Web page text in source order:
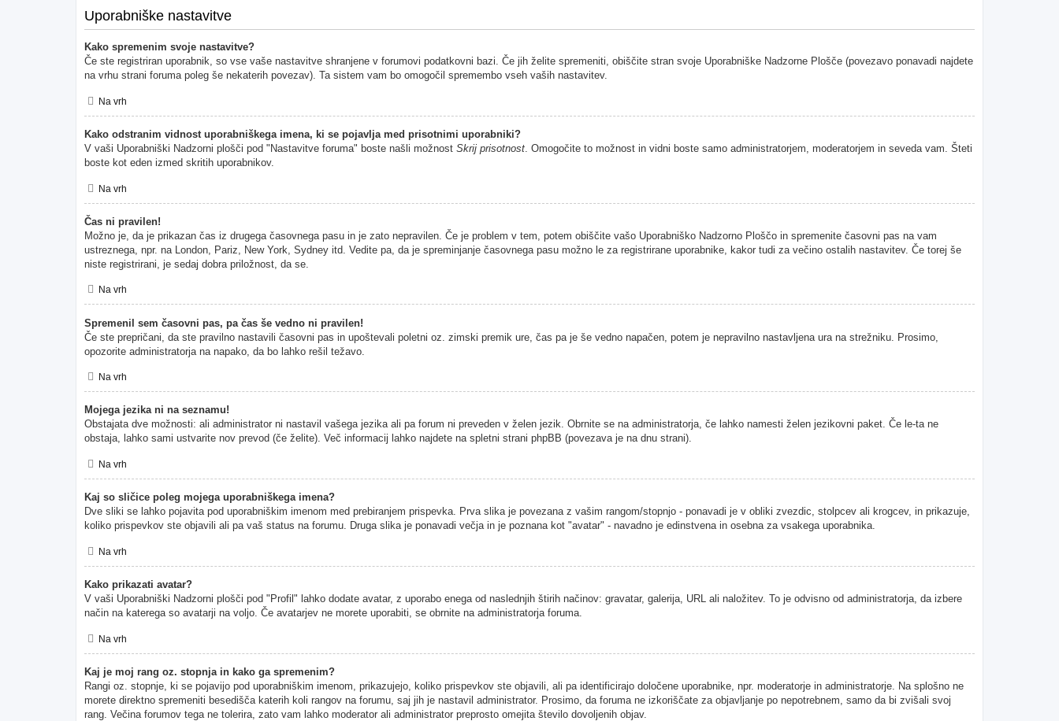
Uporabniške nastavitve
Kako spremenim svoje nastavitve?
Če ste registriran uporabnik, so vse vaše nastavitve shranjene v forumovi podatkovni bazi. Če jih želite spremeniti, obiščite stran svoje Uporabniške Nadzorne Plošče (povezavo ponavadi najdete
na vrhu strani foruma poleg še nekaterih povezav). Ta sistem vam bo omogočil spremembo vseh vaših nastavitev.
Na vrh
Kako odstranim vidnost uporabniškega imena, ki se pojavlja med prisotnimi uporabniki?
V vaši Uporabniški Nadzorni plošči pod "Nastavitve foruma" boste našli možnost Skrij prisotnost. Omogočite to možnost in vidni boste samo administratorjem, moderatorjem in seveda vam. Šteti
boste kot eden izmed skritih uporabnikov.
Na vrh
Čas ni pravilen!
Možno je, da je prikazan čas iz drugega časovnega pasu in je zato nepravilen. Če je problem v tem, potem obiščite vašo Uporabniško Nadzorno Ploščo in spremenite časovni pas na vam
ustreznega, npr. na London, Pariz, New York, Sydney itd. Vedite pa, da je spreminjanje časovnega pasu možno le za registrirane uporabnike, kakor tudi za večino ostalih nastavitev. Če torej še
niste registrirani, je sedaj dobra priložnost, da se.
Na vrh
Spremenil sem časovni pas, pa čas še vedno ni pravilen!
Če ste prepričani, da ste pravilno nastavili časovni pas in upoštevali poletni oz. zimski premik ure, čas pa je še vedno napačen, potem je nepravilno nastavljena ura na strežniku. Prosimo,
opozorite administratorja na napako, da bo lahko rešil težavo.
Na vrh
Mojega jezika ni na seznamu!
Obstajata dve možnosti: ali administrator ni nastavil vašega jezika ali pa forum ni preveden v želen jezik. Obrnite se na administratorja, če lahko namesti želen jezikovni paket. Če le-ta ne
obstaja, lahko sami ustvarite nov prevod (če želite). Več informacij lahko najdete na spletni strani phpBB (povezava je na dnu strani).
Na vrh
Kaj so sličice poleg mojega uporabniškega imena?
Dve sliki se lahko pojavita pod uporabniškim imenom med prebiranjem prispevka. Prva slika je povezana z vašim rangom/stopnjo - ponavadi je v obliki zvezdic, stolpcev ali krogcev, in prikazuje,
koliko prispevkov ste objavili ali pa vaš status na forumu. Druga slika je ponavadi večja in je poznana kot "avatar" - navadno je edinstvena in osebna za vsakega uporabnika.
Na vrh
Kako prikazati avatar?
V vaši Uporabniški Nadzorni plošči pod "Profil" lahko dodate avatar, z uporabo enega od naslednjih štirih načinov: gravatar, galerija, URL ali naložitev. To je odvisno od administratorja, da izbere
način na katerega so avatarji na voljo. Če avatarjev ne morete uporabiti, se obrnite na administratorja foruma.
Na vrh
Kaj je moj rang oz. stopnja in kako ga spremenim?
Rangi oz. stopnje, ki se pojavijo pod uporabniškim imenom, prikazujejo, koliko prispevkov ste objavili, ali pa identificirajo določene uporabnike, npr. moderatorje in administratorje. Na splošno ne
morete direktno spremeniti besedišča katerih koli rangov na forumu, saj jih je nastavil administrator. Prosimo, da foruma ne izkoriščate za objavljanje po nepotrebnem, samo da bi zvišali svoj
rang. Večina forumov tega ne tolerira, zato vam lahko moderator ali administrator preprosto omejita število dovoljenih objav.